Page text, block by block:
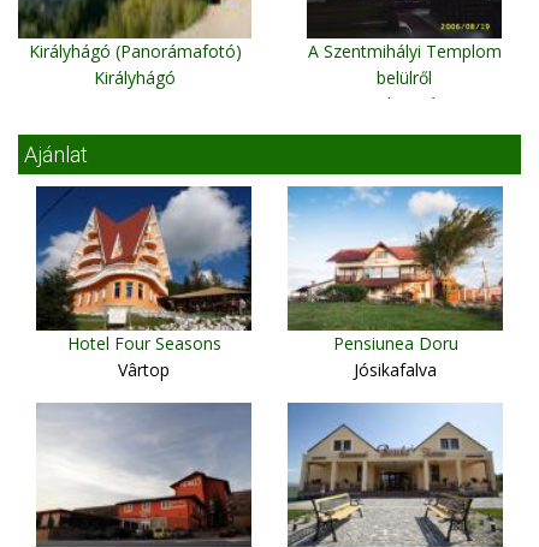
Királyhágó (Panorámafotó)
Királyhágó
A Szentmihályi Templom
belülről
Kolozsvár
Ajánlat
Hotel Four Seasons
Vârtop
Pensiunea Doru
Jósikafalva